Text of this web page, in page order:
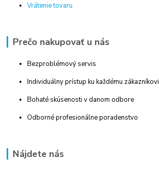
Vrátenie tovaru
Prečo nakupovať u nás
Bezproblémový servis
Individuálny prístup ku každému zákazníkovi
Bohaté skúsenosti v danom odbore
Odborné profesionálne poradenstvo
Nájdete nás